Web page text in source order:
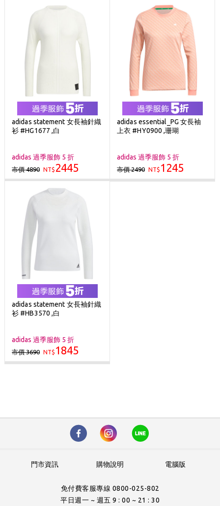
adidas statement 女長袖針織
衫 #HG1677 ,白
adidas 過季服飾 5 折
市價 4890 NT$ 2445
adidas essential_PG 女長袖
上衣 #HY0900 ,珊瑚
adidas 過季服飾 5 折
市價 2490 NT$ 1245
adidas statement 女長袖針織
衫 #HB3570 ,白
adidas 過季服飾 5 折
市價 3690 NT$ 1845
電腦版
購物說明
門市資訊
免付費客服專線 0800-025-802
平日週一 ~ 週五 9 : 00 ~ 21 : 30